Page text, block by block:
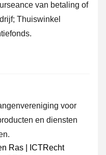
van betaling of
Thuiswinkel
voor
en diensten